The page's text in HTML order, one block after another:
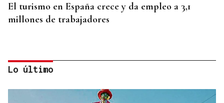
El turismo en España crece y da empleo a 3,1
millones de trabajadores
Lo último